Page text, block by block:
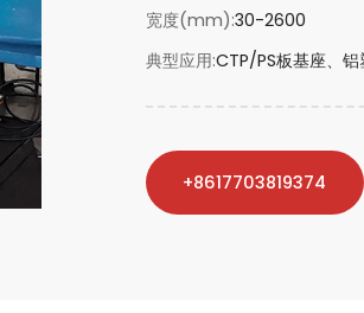
宽度(mm) 30-2600
典型应用 CTP/PS板基座、
+8617703819374